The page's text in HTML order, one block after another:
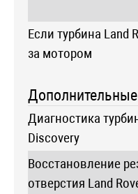
Если турбина Land
за мотором
Дополнительные
Диагностика
Discovery
Восстановление
отверстия Land